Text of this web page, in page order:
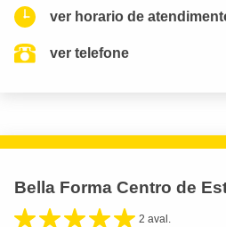
ver horario de
ver telefone
Bella Forma Centro de
2 aval.